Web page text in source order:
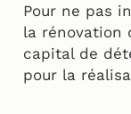
Pour ne pas
la rénovation
capital de
pour la